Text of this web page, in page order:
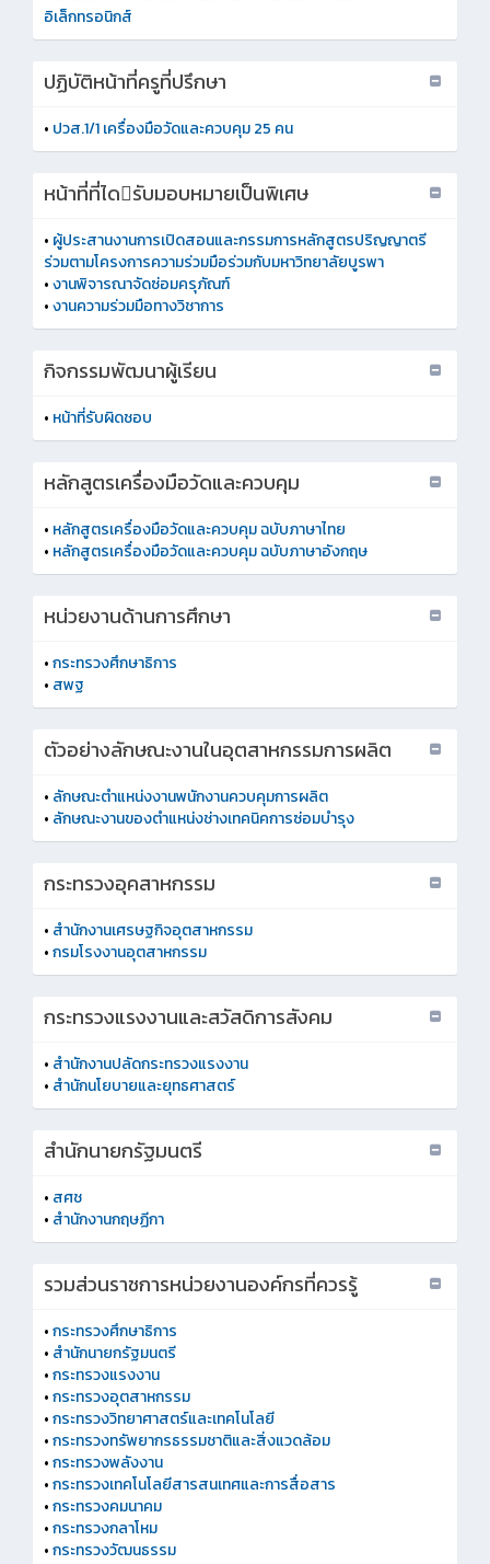
อิเล็กทรอนิกส์
ปฏิบัติหน้าที่ครูที่ปรึกษา
• ปวส.1/1 เครื่องมือวัดและควบคุม 25 คน
หน้าที่ที่ไดรับมอบหมายเป็นพิเศษ
• ผู้ประสานงานการเปิดสอนและกรรมการหลักสูตรปริญญาตรี
ร่วมตามโครงการความร่วมมือร่วมกับมหาวิทยาลัยบูรพา
•งานพิจารณาจัดซ่อมครุภัณฑ์
•งานความร่วมมือทางวิชาการ
กิจกรรมพัฒนาผู้เรียน
• หน้าที่รับผิดชอบ
หลักสูตรเครื่องมือวัดและควบคุม
• หลักสูตรเครื่องมือวัดและควบคุม ฉบับภาษาไทย
• หลักสูตรเครื่องมือวัดและควบคุม ฉบับภาษาอังกฤษ
หน่วยงานด้านการศึกษา
•กระทรวงศึกษาธิการ
• สพฐ
ตัวอย่างลักษณะงานในอุตสาหกรรมการผลิต
• ลักษณะตำแหน่งงานพนักงานควบคุมการผลิต
• ลักษณะงานของตำแหน่งช่างเทคนิคการซ่อมบำรุง
กระทรวงอุคสาหกรรม
• สำนักงานเศรษฐกิจอุตสาหกรรม
•กรมโรงงานอุตสาหกรรม
กระทรวงแรงงานและสวัสดิการสังคม
• สำนักงานปลัดกระทรวงแรงงาน
• สำนักนโยบายและยุทธศาสตร์
สำนักนายกรัฐมนตรี
• สศช
• สำนักงานกฤษฏีกา
รวมส่วนราชการหน่วยงานองค์กรที่ควรรู้
•กระทรวงศึกษาธิการ
• สำนักนายกรัฐมนตรี
•กระทรวงแรงงาน
•กระทรวงอุตสาหกรรม
•กระทรวงวิทยาศาสตร์และเทคโนโลยี
•กระทรวงทรัพยากรธรรมชาติและสิ่งแวดล้อม
•กระทรวงพลังงาน
•กระทรวงเทคโนโลยีสารสนเทศและการสื่อสาร
•กระทรวงคมนาคม
•กระทรวงกลาโหม
•กระทรวงวัฒนธรรม